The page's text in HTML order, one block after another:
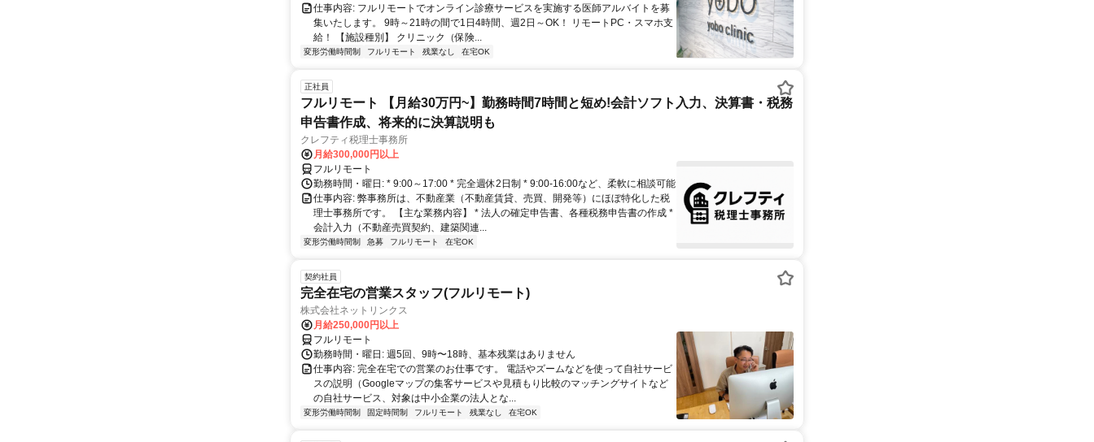
仕事内容: フルリモートでオンライン診療サービスを実施する医師アルバイトを募
集いたします。 9時～21時の間で1日4時間、週2日～OK！ リモートPC・スマホ支
給！ 【施設種別】 クリニック（保険...
変形労働時間制 フルリモート 残業なし 在宅OK
正社員
フルリモート 【月給30万円~】勤務時間7時間と短め!会計ソフト入力、決算書・税務
申告書作成、将来的に決算説明も
クレフティ税理士事務所
月給300,000円以上
フルリモート
勤務時間・曜日: * 9:00～17:00 * 完全週休2日制 * 9:00-16:00など、柔軟に相談可能
仕事内容: 弊事務所は、不動産業（不動産賃貸、売買、開発等）にほぼ特化した税
理士事務所です。 【主な業務内容】 * 法人の確定申告書、各種税務申告書の作成 *
会計入力（不動産売買契約、建築関連...
変形労働時間制 急募 フルリモート 在宅OK
契約社員
完全在宅の営業スタッフ(フルリモート)
株式会社ネットリンクス
月給250,000円以上
フルリモート
勤務時間・曜日: 週5回、9時〜18時、基本残業はありません
仕事内容: 完全在宅での営業のお仕事です。 電話やズームなどを使って自社サービ
スの説明（Googleマップの集客サービスや見積もり比較のマッチングサイトなど
の自社サービス、対象は中小企業の法人とな...
変形労働時間制 固定時間制 フルリモート 残業なし 在宅OK